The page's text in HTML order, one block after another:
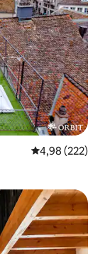
Prosječna
4,98 (222)